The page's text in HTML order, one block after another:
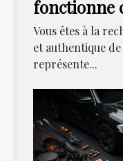
fonctionne
Vous êtes à la
et authentique
représente...